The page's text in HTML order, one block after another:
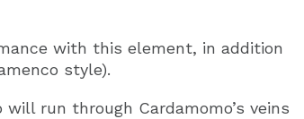
with this element, in addition
style).
run through Cardamomo’s veins